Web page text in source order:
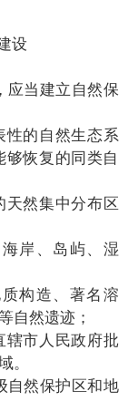
实行综合管
门负责全国
产、水利、
围内，主管
自然保护区
、直辖市人
保护区以及
和个人，由